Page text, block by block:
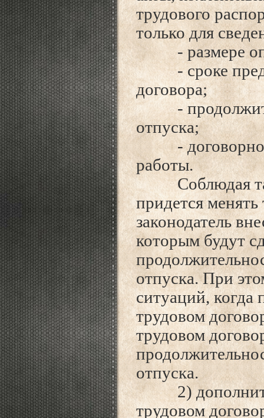
трудового
только для
- размере
- сроке
договора;
-
отпуска;
- договорном
работы.
Соблюдая
придется
законодатель
которым будут
отпуска. При
ситуаций, когда
трудовом
трудовом
отпуска.
2)
трудовом